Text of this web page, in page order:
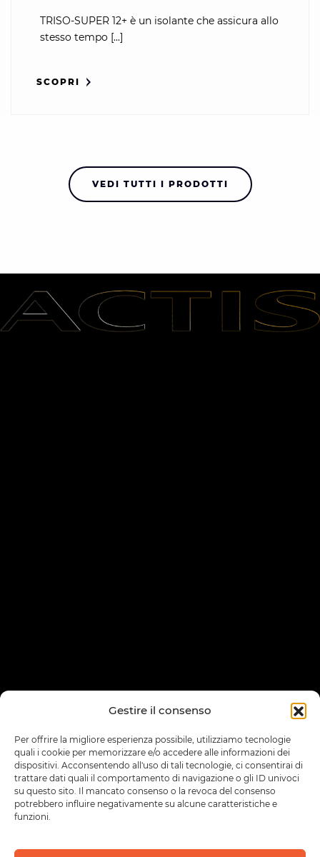
Gestire il consenso
Per offrire la migliore esperienza possibile, utilizziamo tecnologie
quali i cookie per memorizzare e/o accedere alle informazioni dei
dispositivi. Acconsentendo all'uso di tali tecnologie, ci consentirai di
trattare dati quali il comportamento di navigazione o gli ID univoci
su questo sito. Il mancato consenso o la revoca del consenso
potrebbero influire negativamente su alcune caratteristiche e
funzioni.
TRISO-SUPER 12+ è un isolante che assicura allo
stesso tempo [...]
SCOPRI
VEDI TUTTI I PRODOTTI